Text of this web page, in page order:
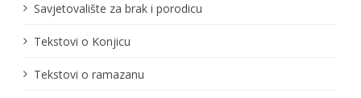
Savjetovalište za brak i porodicu
Tekstovi o Konjicu
Tekstovi o ramazanu